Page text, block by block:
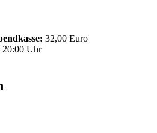
32,00 Euro
20:00 Uhr